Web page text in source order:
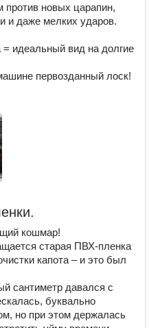
новых царапин,
и даже мелких ударов.
идеальный вид на долгие
первозданный лоск!
кошмар!
старая ПВХ-пленка
капота – и это был
сантиметр давался с
буквально
но при этом держалась